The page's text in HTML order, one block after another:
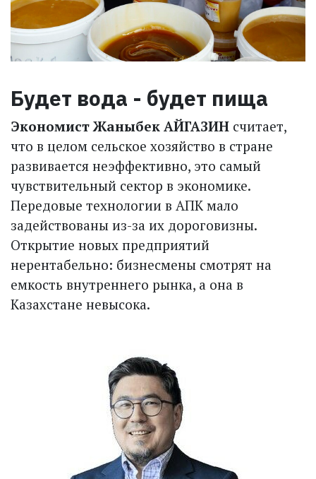
Будет вода - будет пища
Экономист Жаныбек АЙГАЗИН считает,
что в целом сельское хозяйство в стране
развивается неэффективно, это самый
чувствительный сектор в экономике.
Передовые технологии в АПК мало
задействованы из-за их дороговизны.
Открытие новых предприятий
нерентабельно: бизнесмены смотрят на
емкость внутреннего рынка, а она в
Казахстане невысока.